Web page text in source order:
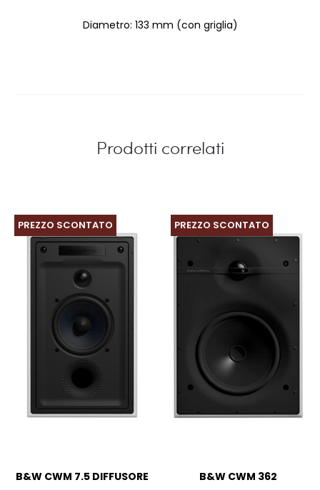
Diametro: 133 mm (con griglia)
Prodotti correlati
PREZZO SCONTATO
B&W CWM 7.5 DIFFUSORE
PREZZO SCONTATO
B&W CWM 362